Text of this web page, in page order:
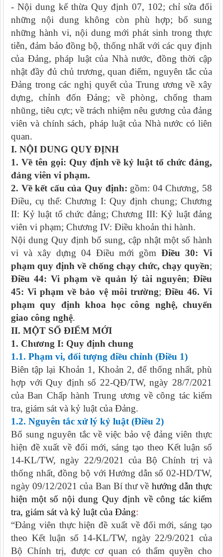
- Nội dung kế thừa Quy định 07, 102; chỉ sửa đổi
những nội dung không còn phù hợp; bổ sung
những hành vi, nội dung mới phát sinh trong thực
tiễn, đảm bảo đồng bộ, thống nhất với các quy định
của Đảng, pháp luật của Nhà nước, đồng thời cập
nhật đầy đủ chủ trương, quan điểm, nguyên tắc của
Đảng trong các nghị quyết của Trung ương về xây
dựng, chỉnh đốn Đảng; về phòng, chống tham
nhũng, tiêu cực; về trách nhiệm nêu gương của đảng
viên và chính sách, pháp luật của Nhà nước có liên
quan.
I. NỘI DUNG QUY ĐỊNH
1. Về tên gọi: Quy định về kỷ luật tổ chức đảng,
đảng viên vi phạm.
2. Về kết cấu của Quy định: gồm: 04 Chương, 58
Điều, cụ thể: Chương I: Quy định chung; Chương
II: Kỷ luật tổ chức đảng; Chương III: Kỷ luật đảng
viên vi phạm; Chương IV: Điều khoản thi hành.
Nội dung Quy định bổ sung, cập nhật một số hành
vi và xây dựng 04 Điều mới gồmĐiều 30: Vi
phạm quy định về chống chạy chức, chạy quyền;
Điều 44: Vi phạmvề quản lý tài nguyên;Điều
45: Vi phạm về bảo vệ môi trường; Điều 46. Vi
phạmquy định khoa học công nghệ, chuyển
giao công nghệ.
II. MỘT SỐ ĐIỂM MỚI
1. Chương I: Quy định chung
1.1. Phạm vi, đối tượng điều chỉnh (Điều 1)
Biên tập lại Khoản 1, Khoản 2, để thống nhất, phù
hợp với Quy định số 22-QĐ/TW, ngày 28/7/2021
của Ban Chấp hành Trung ương về công tác kiểm
tra, giám sát và kỷ luật của Đảng.
1.2. Nguyên tắc xử lý kỷ luật (Điều 2)
Bổ sung nguyên tắc về việc bảo vệ đảng viên thực
hiện đề xuất về đổi mới, sáng tạo theo Kết luận số
14-KL/TW, ngày 22/9/2021 của Bộ Chính trị và
thống nhất, đồng bộ với Hướng dẫn số 02-HD/TW,
ngày 09/12/2021 của Ban Bí thư về hướng dẫn thực
hiện một số nội dung Quy định về công tác kiểm
tra, giám sát và kỷ luật của Đảng:
“Đảng viên thực hiện đề xuất về đổi mới, sáng tạo
theo Kết luận số 14-KL/TW, ngày 22/9/2021 của
Bộ Chính trị, được cơ quan có thẩm quyền cho